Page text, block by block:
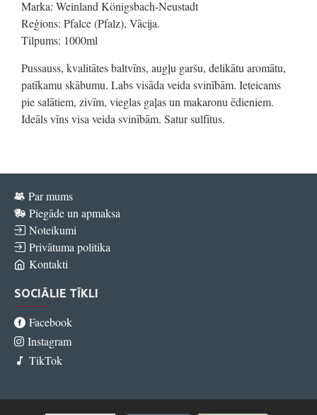
Marka: Weinland Königsbach-Neustadt
Reģions: Pfalce (Pfalz), Vācija.
Tilpums: 1000ml
Pussauss, kvalitātes baltvīns, augļu garšu, delikātu aromātu,
patīkamu skābumu. Labs visāda veida svinībām. Ieteicams
pie salātiem, zivīm, vieglas gaļas un makaronu ēdieniem.
Ideāls vīns visa veida svinībām. Satur sulfītus.
Par mums
Piegāde un apmaksa
Noteikumi
Privātuma politika
Kontakti
SOCIĀLIE TĪKLI
Facebook
Instagram
TikTok